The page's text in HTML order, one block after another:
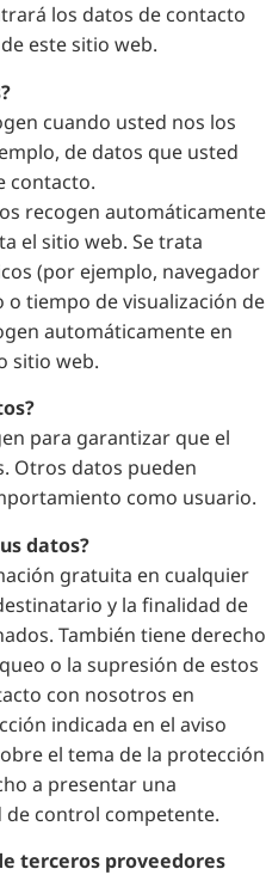
los datos de contacto
este sitio web.
cuando usted nos los
de datos que usted
contacto.
recogen automáticamente
el sitio web. Se trata
(por ejemplo, navegador
tiempo de visualización de
automáticamente en
sitio web.
para garantizar que el
Otros datos pueden
como usuario.
datos?
gratuita en cualquier
y la finalidad de
También tiene derecho
o la supresión de estos
con nosotros en
indicada en el aviso
el tema de la protección
a presentar una
control competente.
terceros proveedores